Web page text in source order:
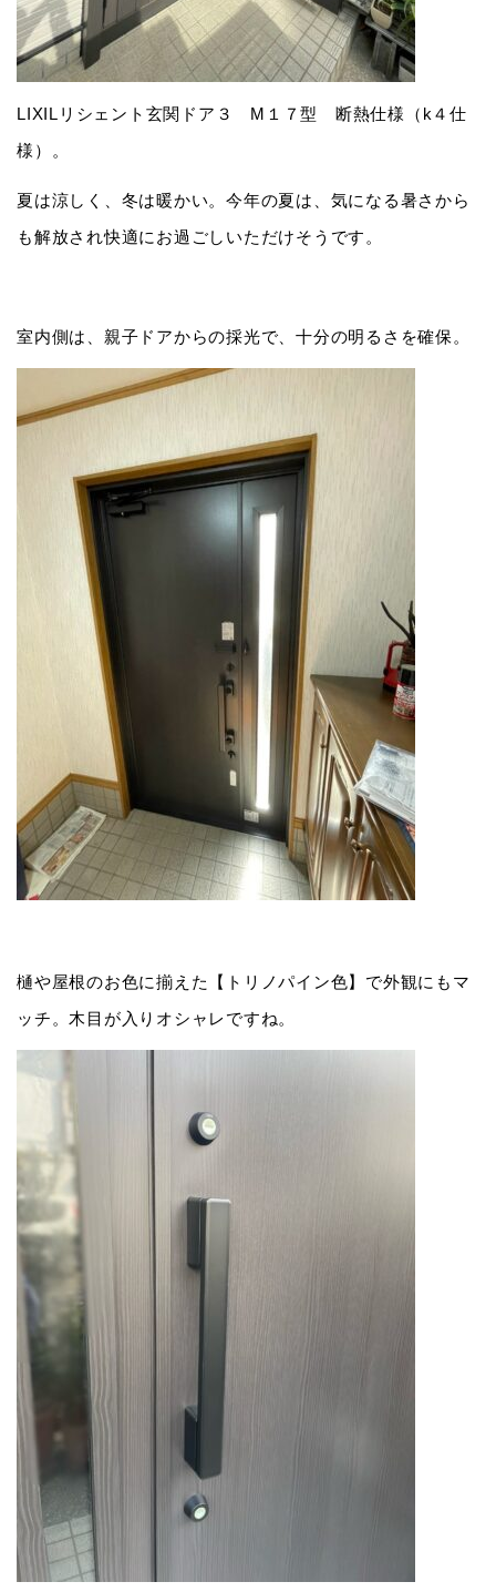
LIXILリシェント玄関ドア３ M１７型 断熱仕様（k４仕
様）。
夏は涼しく、冬は暖かい。今年の夏は、気になる暑さから
も解放され快適にお過ごしいただけそうです。
室内側は、親子ドアからの採光で、十分の明るさを確保。
樋や屋根のお色に揃えた【トリノパイン色】で外観にもマ
ッチ。木目が入りオシャレですね。